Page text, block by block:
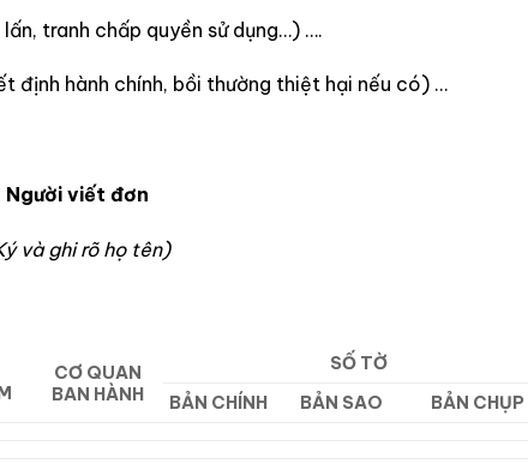
tranh chấp quyền sử dụng…) ….
định hành chính, bồi thường thiệt hại nếu có) …
Người viết đơn
và ghi rõ họ tên)
CƠ QUAN
BAN HÀNH
SỐ TỜ
BẢN CHÍNH
BẢN SAO BẢN CHỤP